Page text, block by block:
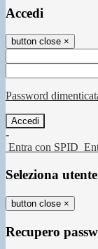
Accedi
button close ×
Password
-
Entra con SPID
Seleziona utente
button close ×
Recupero